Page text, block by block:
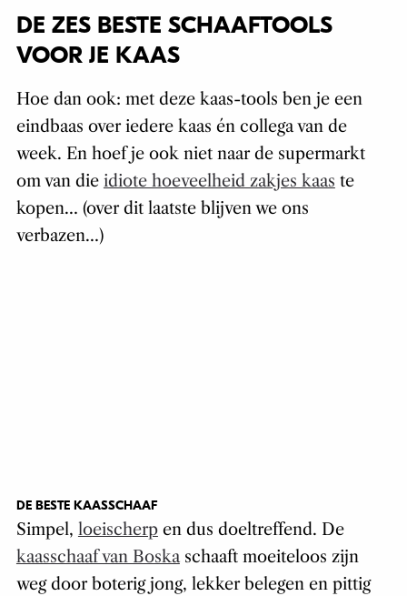
DE ZES BESTE SCHAAFTOOLS
VOOR JE KAAS
Hoe dan ook: met deze kaas-tools ben je een
eindbaas over iedere kaas én collega van de
week. En hoef je ook niet naar de supermarkt
om van die idiote hoeveelheid zakjes kaas te
kopen… (over dit laatste blijven we ons
verbazen…)
DE BESTE KAASSCHAAF
Simpel, loeischerpen dus doeltreffend. De
kaasschaaf van Boskaschaaft moeiteloos zijn
weg door boterig jong, lekker belegen en pittig